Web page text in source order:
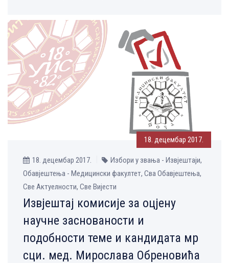
18. децембар 2017.
18. децембар 2017.
Избори у звања - Извјештаји,
Обавјештења - Медицински факултет, Сва Обавјештења,
Све Aктуелности, Све Вијести
Извјештај комисије за оцјену
научне заснованости и
пoдобности теме и кандидата мр
сци. мед. Mирослава Обреновића